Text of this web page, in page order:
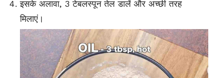
इसके अलावा, 3 टेबलस्पून तेल डालें और अच्छी तरह
मिलाएं।